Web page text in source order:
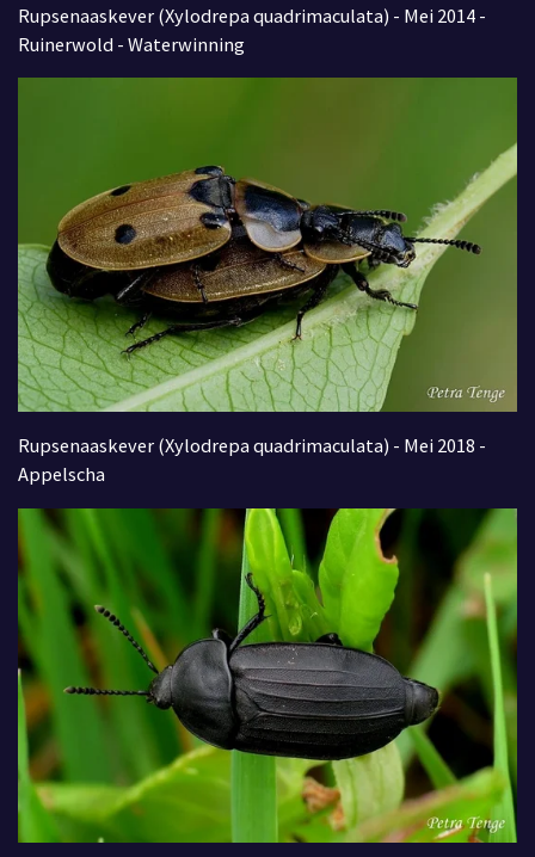
Rupsenaaskever (Xylodrepa quadrimaculata) - Mei 2014 -
Ruinerwold - Waterwinning
Rupsenaaskever (Xylodrepa quadrimaculata) - Mei 2018 -
Appelscha